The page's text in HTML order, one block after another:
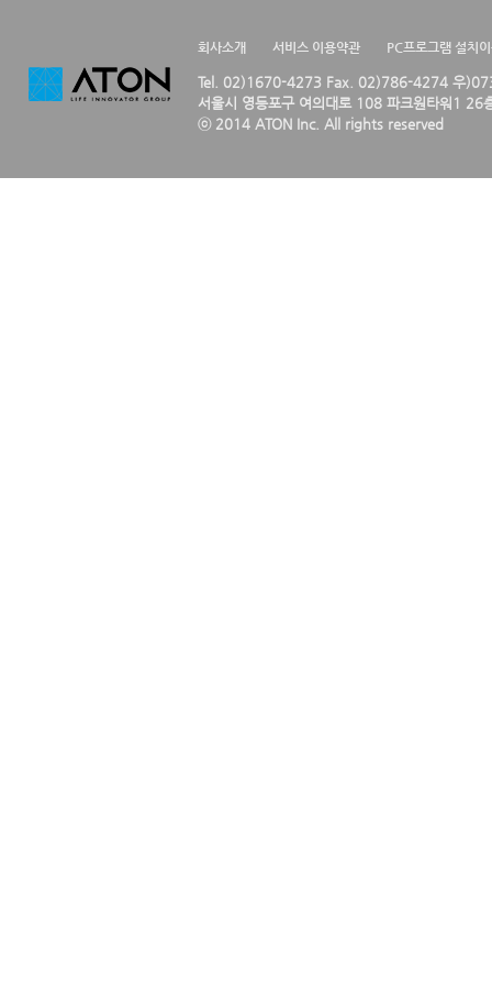
회사소개 서비스 이용약관 PC프로그램 설치
Tel. 02)1670-4273 Fax. 02)786-4274 우
서울시 영등포구 여의대로 108 파크원타워1 26
ⓒ 2014 ATON Inc. All rights reserved